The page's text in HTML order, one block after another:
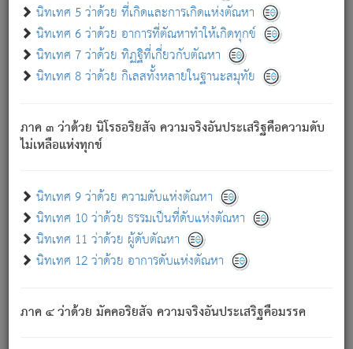
นิทเทศ 5 ว่าด้วย ที่เกิดและการเกิดแห่งตัณหา
นิทเทศ 6 ว่าด้วย อาการที่ตัณหาทำให้เกิดทุกข์
นิทเทศ 7 ว่าด้วย ทิฏฐิที่เกี่ยวกับตัณหา
นิทเทศ 8 ว่าด้วย กิเลสทั้งหลายในฐานะสมุทัย
ภาค ๓ ว่าด้วย นิโรธอริยสัจ ความจริงอันประเสริฐคือความดับ
ไม่เหลือแห่งทุกข์
นิทเทศ 9 ว่าด้วย ความดับแห่งตัณหา
นิทเทศ 10 ว่าด้วย ธรรมเป็นที่ดับแห่งตัณหา
นิทเทศ 11 ว่าด้วย ผู้ดับตัณหา
นิทเทศ 12 ว่าด้วย อาการดับแห่งตัณหา
ภาค ๔ ว่าด้วย มัคคอริยสัจ ความจริงอันประเสริฐคือมรรค
ด้วย.
ความดับเพราะความสำรอกไม่เหลือ (แห่งภพทั้งหลาย)
เพราะความสิ้นไปแห่งตัณหาโดยประการทั้งปวง นั้นคือ
นิพพาน.
ภพใหม่ย่อมไม่มีแก่ภิกษุนั้น ผู้ดับเย็นสนิทแล้ว เพราะไม่มี
ภิกษุนั้น เป็นผู้ครอบงำมารได้แล้ว ชนะสงครามแล้ว ก้าวล่วง
ภพทั้งหลายทั้งปวงได้แล้ว เป็นผู้คงที่ (คือไม่เปลี่ยนแปลงอีกต่อ
- อุ.ขุ. ๒๕/๑๒๑/๘๔.
(ข้อความนี้ เป็นพระพุทธอุทานที่ทรงเปล่งออก ที่โคนต้นโพธิ์
เป็นที่ตรัสรู้ เมื่อตรัสรู้แล้วได้ 7 วัน)